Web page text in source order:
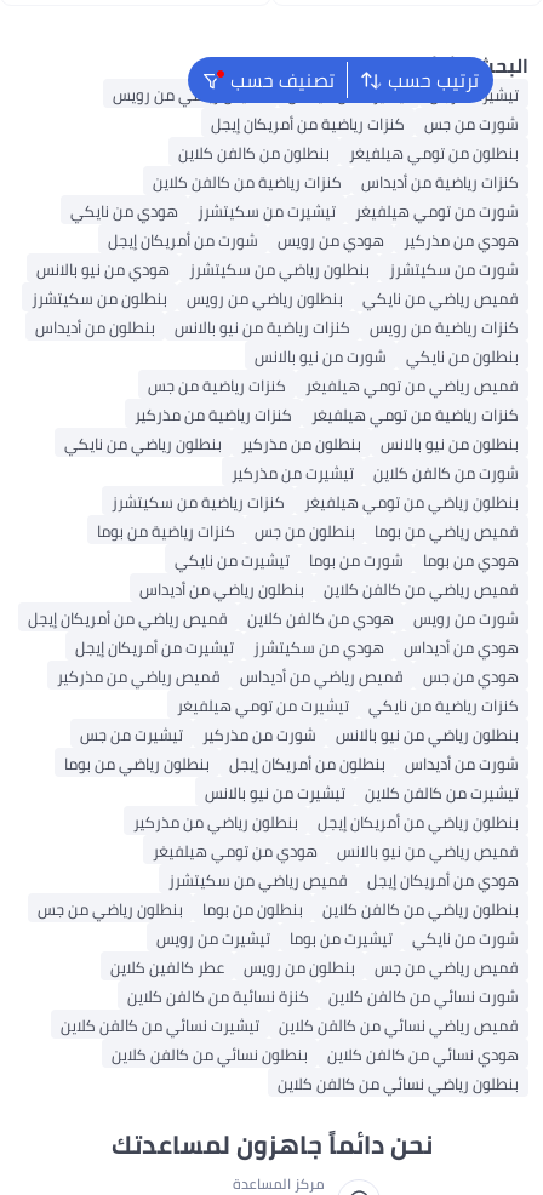
ترتيب حسب تصنيف حسب الشائع
للرجال تيشيرت من أديداس
قميص رياضي من رويس
من جس
كنزات رياضية من أمريكان إيجل
من تومي هيلفيغر
بنطلون من كالفن كلاين
رياضية من أديداس
كنزات رياضية من كالفن كلاين
من تومي هيلفيغر
تيشيرت من سكيتشرز
هودي من نايكي
من مذركير
هودي من رويس
شورت من أمريكان إيجل
من سكيتشرز
بنطلون رياضي من سكيتشرز
هودي من نيو بالانس
رياضي من نايكي
بنطلون رياضي من رويس
بنطلون من سكيتشرز
رياضية من رويس
كنزات رياضية من نيو بالانس
بنطلون من أديداس
من نايكي
شورت من نيو بالانس
رياضي من تومي هيلفيغر
كنزات رياضية من جس
رياضية من تومي هيلفيغر
كنزات رياضية من مذركير
من نيو بالانس
بنطلون من مذركير
بنطلون رياضي من نايكي
من كالفن كلاين
تيشيرت من مذركير
رياضي من تومي هيلفيغر
كنزات رياضية من سكيتشرز
رياضي من بوما
بنطلون من جس
كنزات رياضية من بوما
من بوما
شورت من بوما
تيشيرت من نايكي
رياضي من كالفن كلاين
بنطلون رياضي من أديداس
من رويس
هودي من كالفن كلاين
قميص رياضي من أمريكان إيجل
من أديداس
هودي من سكيتشرز
تيشيرت من أمريكان إيجل
من جس
قميص رياضي من أديداس
قميص رياضي من مذركير
رياضية من نايكي
تيشيرت من تومي هيلفيغر
رياضي من نيو بالانس
شورت من مذركير
تيشيرت من جس
من أديداس
بنطلون من أمريكان إيجل
بنطلون رياضي من بوما
من كالفن كلاين
تيشيرت من نيو بالانس
رياضي من أمريكان إيجل
بنطلون رياضي من مذركير
رياضي من نيو بالانس
هودي من تومي هيلفيغر
من أمريكان إيجل
قميص رياضي من سكيتشرز
رياضي من كالفن كلاين
بنطلون من بوما
بنطلون رياضي من جس
من نايكي
تيشيرت من بوما
تيشيرت من رويس
رياضي من جس
بنطلون من رويس
عطر كالفين كلاين
نسائي من كالفن كلاين
كنزة نسائية من كالفن كلاين
رياضي نسائي من كالفن كلاين
تيشيرت نسائي من كالفن كلاين
نسائي من كالفن كلاين
بنطلون نسائي من كالفن كلاين
رياضي نسائي من كالفن كلاين
نحن دائماً جاهزون لمساعدتك
مركز المساعدة